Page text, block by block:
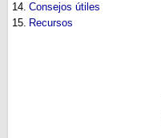
14. Consejos útiles
15. Recursos